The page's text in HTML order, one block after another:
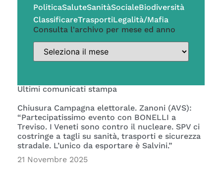
PoliticaSaluteSanitàSocialeBiodiversità
ClassificareTrasportiLegalità/Mafia
Consulta l'archivo per mese ed anno
Ultimi comunicati stampa
Chiusura Campagna elettorale. Zanoni (AVS):
“Partecipatissimo evento con BONELLI a
Treviso. I Veneti sono contro il nucleare. SPV ci
costringe a tagli su sanità, trasporti e sicurezza
stradale. L’unico da esportare è Salvini.”
21 Novembre 2025